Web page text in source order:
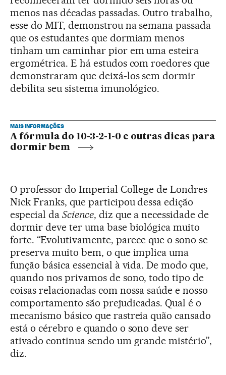
menos nas décadas passadas. Outro trabalho,
esse do MIT, demonstrou na semana passada
que os estudantes que dormiam menos
tinham um caminhar pior em uma esteira
ergométrica. E há estudos com roedores que
demonstraram que deixá-los sem dormir
debilita seu sistema imunológico.
MAIS INFORMAÇÕES
A fórmula do 10-3-2-1-0 e outras dicas para
dormir bem
O professor do Imperial College de Londres
Nick Franks, que participou dessa edição
especial da Science, diz que a necessidade de
dormir deve ter uma base biológica muito
forte. “Evolutivamente, parece que o sono se
preserva muito bem, o que implica uma
função básica essencial à vida. De modo que,
quando nos privamos de sono, todo tipo de
coisas relacionadas com nossa saúde e nosso
comportamento são prejudicadas. Qual é o
mecanismo básico que rastreia quão cansado
está o cérebro e quando o sono deve ser
ativado continua sendo um grande mistério”,
diz.